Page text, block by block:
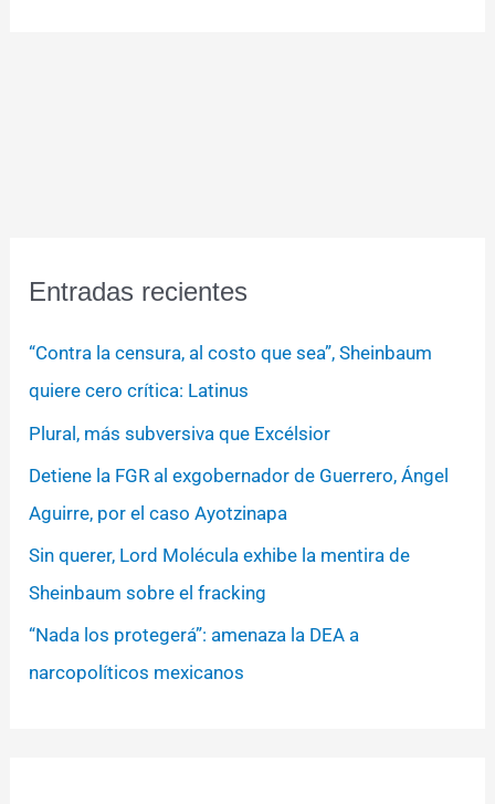
Entradas recientes
“Contra la censura, al costo que sea”, Sheinbaum
quiere cero crítica: Latinus
Plural, más subversiva que Excélsior
Detiene la FGR al exgobernador de Guerrero, Ángel
Aguirre, por el caso Ayotzinapa
Sin querer, Lord Molécula exhibe la mentira de
Sheinbaum sobre el fracking
“Nada los protegerá”: amenaza la DEA a
narcopolíticos mexicanos